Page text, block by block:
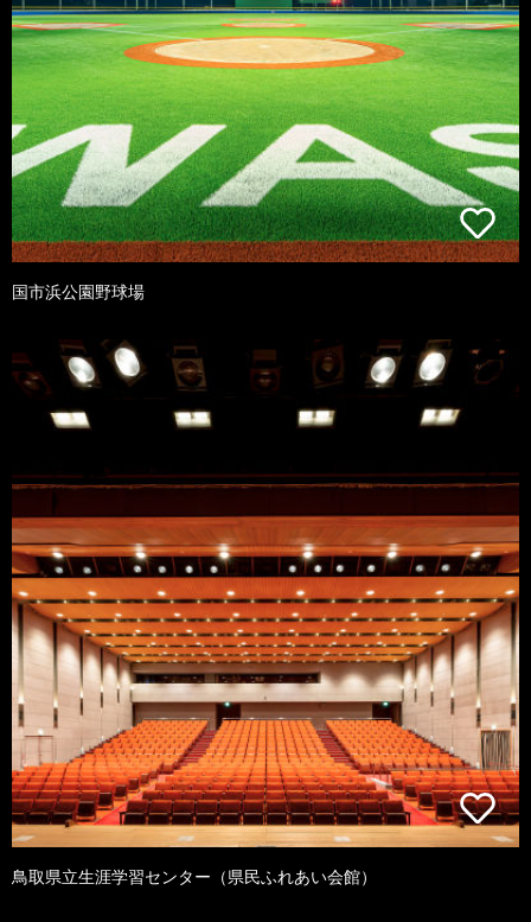
国市浜公園野球場
鳥取県立生涯学習センター（県民ふれあい会館）